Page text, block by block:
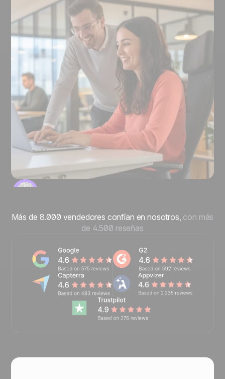
Más de 8.000 vendedores confían en nosotros, con más
de 4.500 reseñas